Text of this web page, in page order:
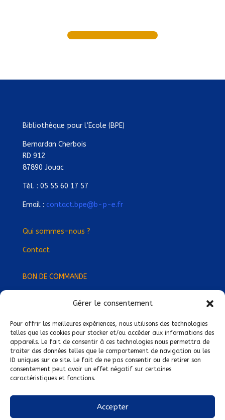
Gérer le consentement
Pour offrir les meilleures expériences, nous utilisons des technologies
telles que les cookies pour stocker et/ou accéder aux informations des
appareils. Le fait de consentir à ces technologies nous permettra de
traiter des données telles que le comportement de navigation ou les
ID uniques sur ce site. Le fait de ne pas consentir ou de retirer son
consentement peut avoir un effet négatif sur certaines
caractéristiques et fonctions.
Accepter
Bibliothèque pour l’Ecole (BPE)
Bernardan Cherbois
RD 912
87890 Jouac
Tél. : 05 55 60 17 57
Email : contact.bpe@b-p-e.fr
Qui sommes-nous ?
Contact
BON DE COMMANDE
Devenez Délégué·e Régional·e !
Trouvez-nous près de chez vous !
Mentions légales
Conditions générales de vente
Politique de confidentialité